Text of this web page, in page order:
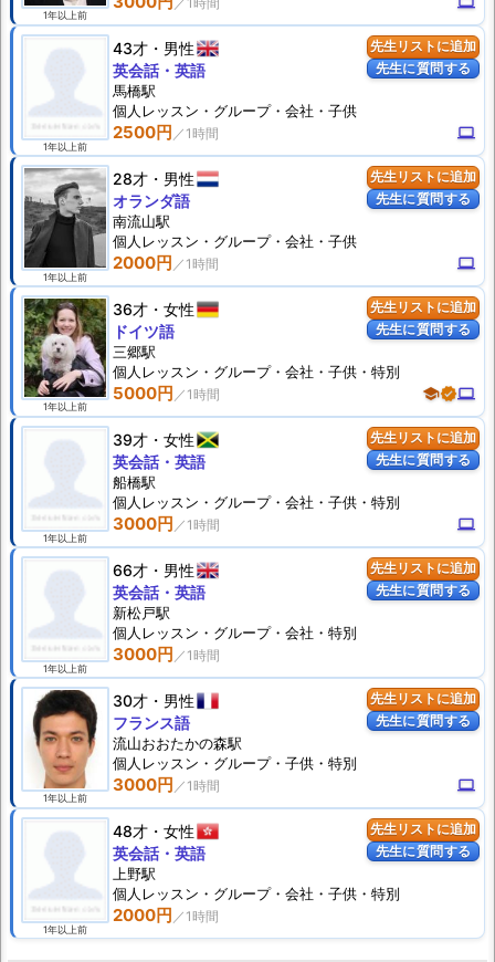
1年以上前
先生リストに追加
先生に質問する
1年以上前
43才 男性
2500円 computer
英会話・英語
馬橋駅
個人 レッスン ・グループ・会社・子供
先生リストに追加
先生に質問する
1年以上前
28才 男性
2000円 computer
オランダ語
南流山駅
個人 レッスン ・グループ・会社・子供
先生リストに追加
先生に質問する
1年以上前
36才 女性
5000円 schoolverifiedcomputer
ドイツ語
三郷駅
個人 レッスン ・グループ・会社・子供・特別
先生リストに追加
先生に質問する
1年以上前
39才 女性
3000円 computer
英会話・英語
船橋駅
個人 レッスン ・グループ・会社・子供・特別
先生リストに追加
先生に質問する
1年以上前
66才 男性
3000円
英会話・英語
新松戸駅
個人 レッスン ・グループ・会社・特別
先生リストに追加
先生に質問する
1年以上前
30才 男性
3000円 computer
フランス語
流山おおたかの森駅
個人 レッスン ・グループ・子供・特別
先生リストに追加
先生に質問する
1年以上前
48才 女性
2000円
英会話・英語
上野駅
個人 レッスン ・グループ・会社・子供・特別